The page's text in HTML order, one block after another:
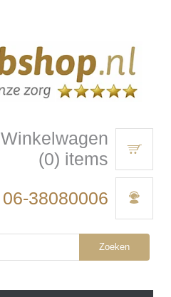
Winkelwagen
(0) items
06-38080006
Zoeken